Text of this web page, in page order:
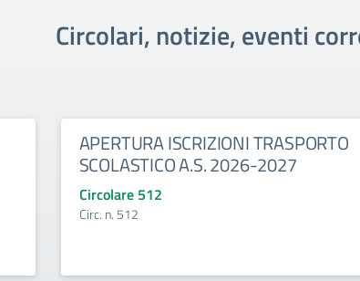
Circolari, notizie, eventi
APERTURA ISCRIZIONI TRASPORTO
SCOLASTICO A.S. 2026-2027
Circolare 512
Circ. n. 512